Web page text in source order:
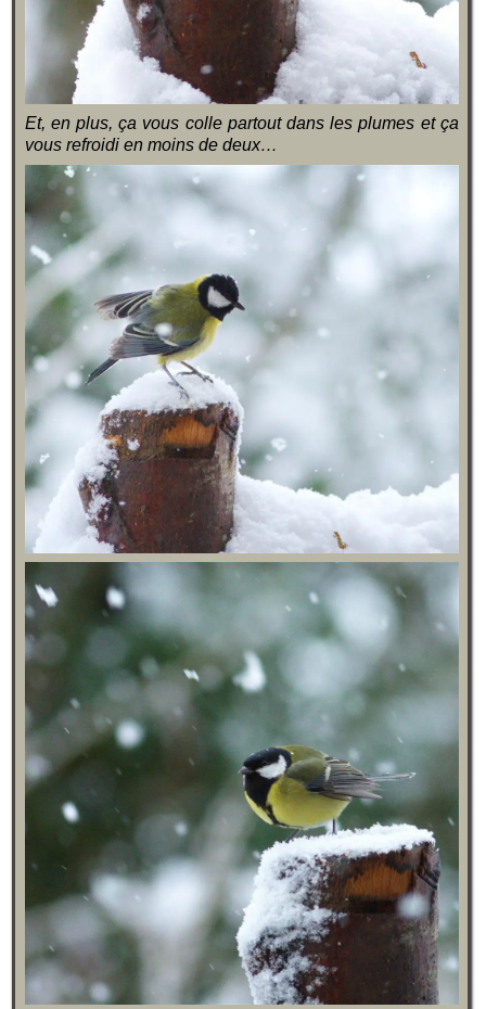
Et, en plus, ça vous colle partout dans les plumes et ça
vous refroidi en moins de deux…